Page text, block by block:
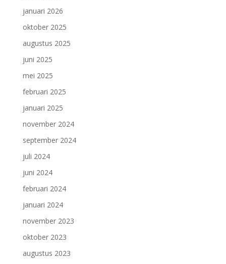
januari 2026
oktober 2025
augustus 2025
juni 2025
mei 2025
februari 2025
januari 2025
november 2024
september 2024
juli 2024
juni 2024
februari 2024
januari 2024
november 2023
oktober 2023
augustus 2023